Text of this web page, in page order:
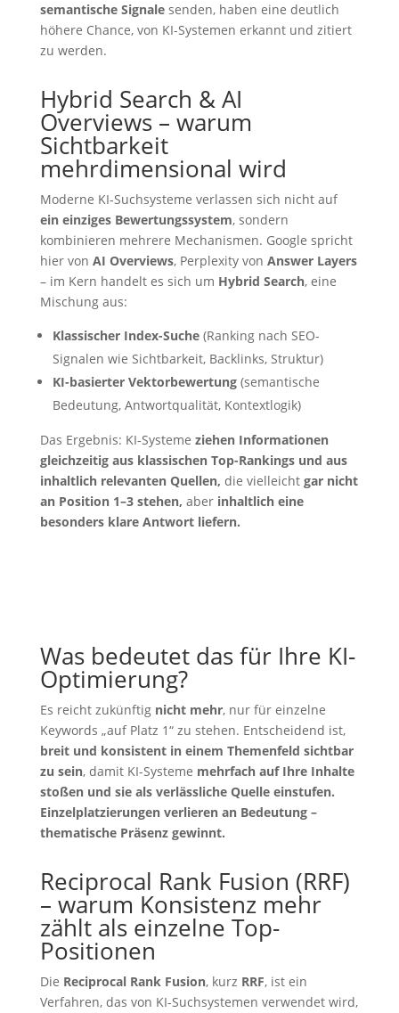
semantische Signalesenden, haben eine deutlich
höhere Chance, von KI-Systemen erkannt und zitiert
zu werden.
Hybrid Search & AI
Overviews – warum
Sichtbarkeit
mehrdimensional wird
Moderne KI-Suchsysteme verlassen sich nicht auf
ein einziges Bewertungssystem, sondern
kombinieren mehrere Mechanismen. Google spricht
hier von AI Overviews, Perplexity von Answer Layers
– im Kern handelt es sich um Hybrid Search, eine
Mischung aus:
Klassischer Index-Suche(Ranking nach SEO-
Signalen wie Sichtbarkeit, Backlinks, Struktur)
KI-basierter Vektorbewertung(semantische
Bedeutung, Antwortqualität, Kontextlogik)
Das Ergebnis: KI-Systeme ziehen Informationen
gleichzeitig aus klassischen Top-Rankings und aus
inhaltlich relevanten Quellen, die vielleicht gar nicht
an Position 1–3 stehen, aber inhaltlich eine
besonders klare Antwort liefern.
Was bedeutet das für Ihre KI-
Optimierung?
Es reicht zukünftig nicht mehr, nur für einzelne
Keywords „auf Platz 1“ zu stehen. Entscheidend ist,
breit und konsistent in einem Themenfeld sichtbar
zu sein, damit KI-Systeme mehrfach auf Ihre Inhalte
stoßen und sie als verlässliche Quelle einstufen.
Einzelplatzierungen verlieren an Bedeutung –
thematische Präsenz gewinnt.
Reciprocal Rank Fusion (RRF)
– warum Konsistenz mehr
zählt als einzelne Top-
Positionen
Die Reciprocal Rank Fusion, kurz RRF, ist ein
Verfahren, das von KI-Suchsystemen verwendet wird,